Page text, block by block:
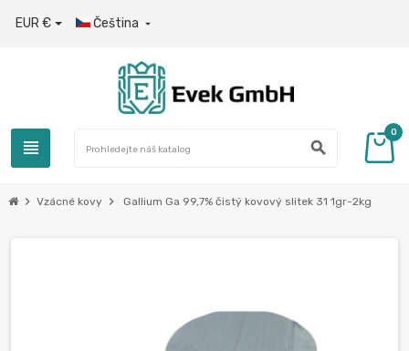
EUR € Čeština 
view_headline search
0
chevron_right Vzácné kovy chevron_right Gallium Ga 99,7% čistý kovový slitek 31 1gr-2kg